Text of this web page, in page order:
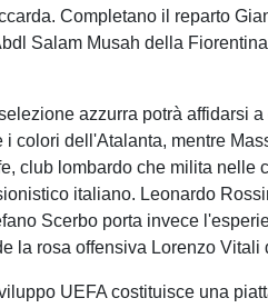
Completano il reparto
Salam Musah della
azzurra potrà affidarsi
i colori dell'Atalanta, mentre
club lombardo che milita nelle
italiano. Leonardo
Scerbo porta invece
la rosa offensiva Lorenzo Vitali
UEFA costituisce una